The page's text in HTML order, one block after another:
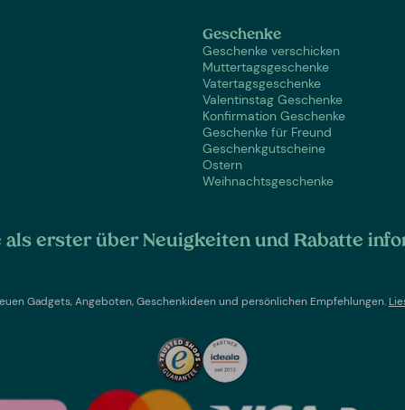
Geschenke
Geschenke verschicken
Muttertagsgeschenke
Vatertagsgeschenke
Valentinstag Geschenke
Konfirmation Geschenke
Geschenke für Freund
Geschenkgutscheine
Ostern
Weihnachtsgeschenke
als erster über Neuigkeiten und Rabatte
Gadgets, Angeboten, Geschenkideen und persönlichen Empfehlungen.